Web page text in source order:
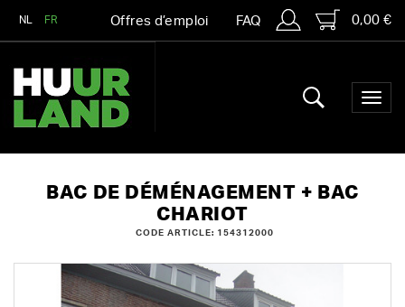
NL FR Offres d’emploi FAQ 0,00 €
BAC DE DÉMÉNAGEMENT + BAC
CHARIOT
CODE ARTICLE: 154312000